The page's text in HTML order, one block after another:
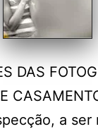
DAS
a ser